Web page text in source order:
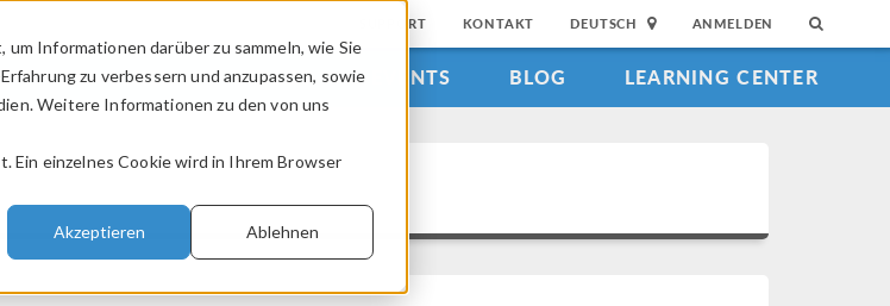
Informationen darüber zu sammeln, wie Sie
zu verbessern und anzupassen, sowie
Weitere Informationen zu den von uns
Ein einzelnes Cookie wird in Ihrem Browser
Akzeptieren Ablehnen
SUPPORT KONTAKT DEUTSCH ANMELDEN
BRANCHEN VIDEOS EVENTS BLOG LEARNING CENTER